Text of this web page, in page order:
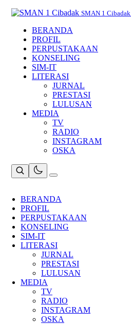
SMAN 1 Cibadak
BERANDA
PROFIL
PERPUSTAKAAN
KONSELING
SIM-IT
LITERASI
JURNAL
PRESTASI
LULUSAN
MEDIA
TV
RADIO
INSTAGRAM
OSKA
BERANDA
PROFIL
PERPUSTAKAAN
KONSELING
SIM-IT
LITERASI
JURNAL
PRESTASI
LULUSAN
MEDIA
TV
RADIO
INSTAGRAM
OSKA